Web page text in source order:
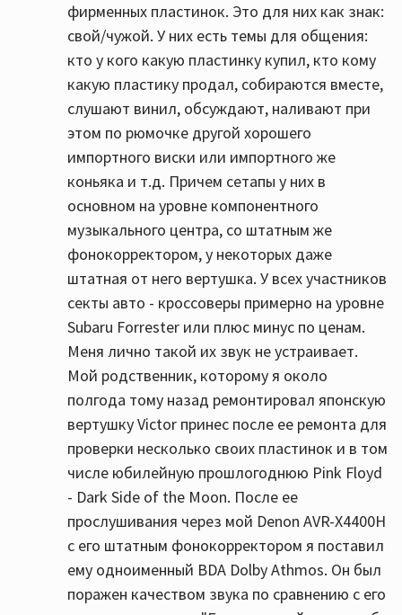
фирменных пластинок. Это для них как знак:
свой/чужой. У них есть темы для общения:
кто у кого какую пластинку купил, кто кому
какую пластику продал, собираются вместе,
слушают винил, обсуждают, наливают при
этом по рюмочке другой хорошего
импортного виски или импортного же
коньяка и т.д. Причем сетапы у них в
основном на уровне компонентного
музыкального центра, со штатным же
фонокорректором, у некоторых даже
штатная от него вертушка. У всех участников
секты авто - кроссоверы примерно на уровне
Subaru Forrester или плюс минус по ценам.
Меня лично такой их звук не устраивает.
Мой родственник, которому я около
полгода тому назад ремонтировал японскую
вертушку Victor принес после ее ремонта для
проверки несколько своих пластинок и в том
числе юбилейную прошлогоднюю Pink Floyd
- Dark Side of the Moon. После ее
прослушивания через мой Denon AVR-X4400H
с его штатным фонокорректором я поставил
ему одноименный BDA Dolby Athmos. Он был
поражен качеством звука по сравнению с его